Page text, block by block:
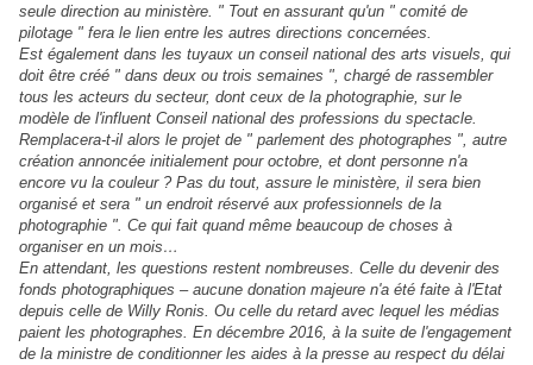
seule direction au ministère. " Tout en assurant qu'un " comité de
pilotage " fera le lien entre les autres directions concernées.
Est également dans les tuyaux un conseil national des arts visuels, qui
doit être créé " dans deux ou trois semaines ", chargé de rassembler
tous les acteurs du secteur, dont ceux de la photographie, sur le
modèle de l'influent Conseil national des professions du spectacle.
Remplacera-t-il alors le projet de " parlement des photographes ", autre
création annoncée initialement pour octobre, et dont personne n'a
encore vu la couleur ? Pas du tout, assure le ministère, il sera bien
organisé et sera " un endroit réservé aux professionnels de la
photographie ". Ce qui fait quand même beaucoup de choses à
organiser en un mois…
En attendant, les questions restent nombreuses. Celle du devenir des
fonds photographiques – aucune donation majeure n'a été faite à l'Etat
depuis celle de Willy Ronis. Ou celle du retard avec lequel les médias
paient les photographes. En décembre 2016, à la suite de l'engagement
de la ministre de conditionner les aides à la presse au respect du délai